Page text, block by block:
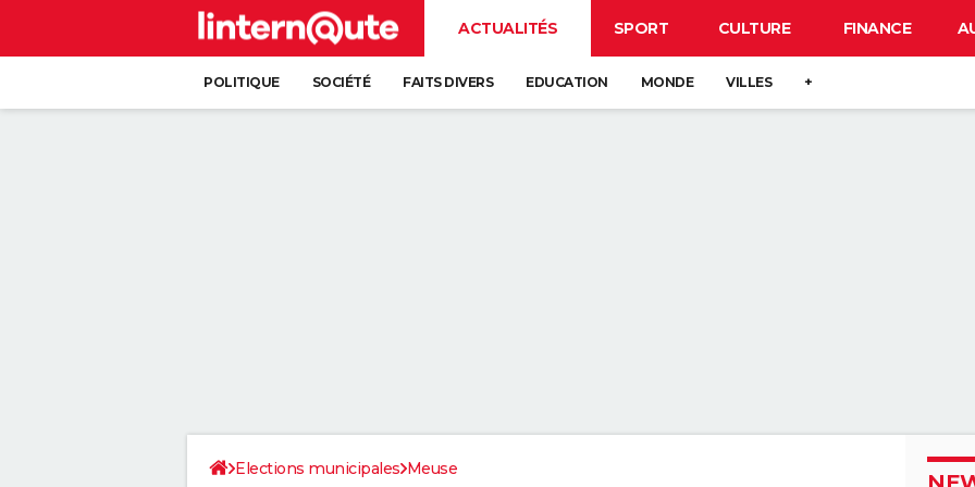
ACTUALITÉS SPORT CULTURE FINANCE
POLITIQUE SOCIÉTÉ FAITS DIVERS EDUCATION MONDE VILLES +
Elections municipales Meuse